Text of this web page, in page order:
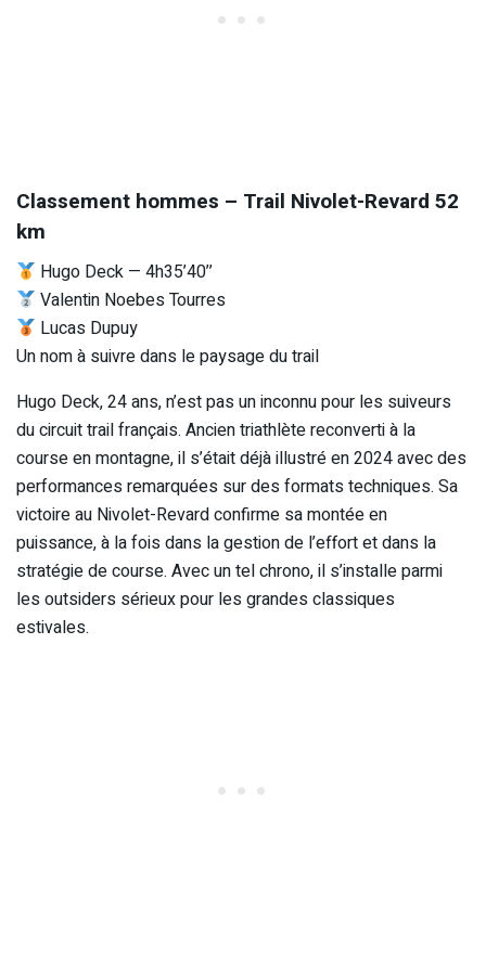
Classement hommes – Trail Nivolet-Revard 52
km
Hugo Deck — 4h35’40’’
Valentin Noebes Tourres
Lucas Dupuy
Un nom à suivre dans le paysage du trail
Hugo Deck, 24 ans, n’est pas un inconnu pour les suiveurs
du circuit trail français. Ancien triathlète reconverti à la
course en montagne, il s’était déjà illustré en 2024 avec des
performances remarquées sur des formats techniques. Sa
victoire au Nivolet-Revard confirme sa montée en
puissance, à la fois dans la gestion de l’effort et dans la
stratégie de course. Avec un tel chrono, il s’installe parmi
les outsiders sérieux pour les grandes classiques
estivales.